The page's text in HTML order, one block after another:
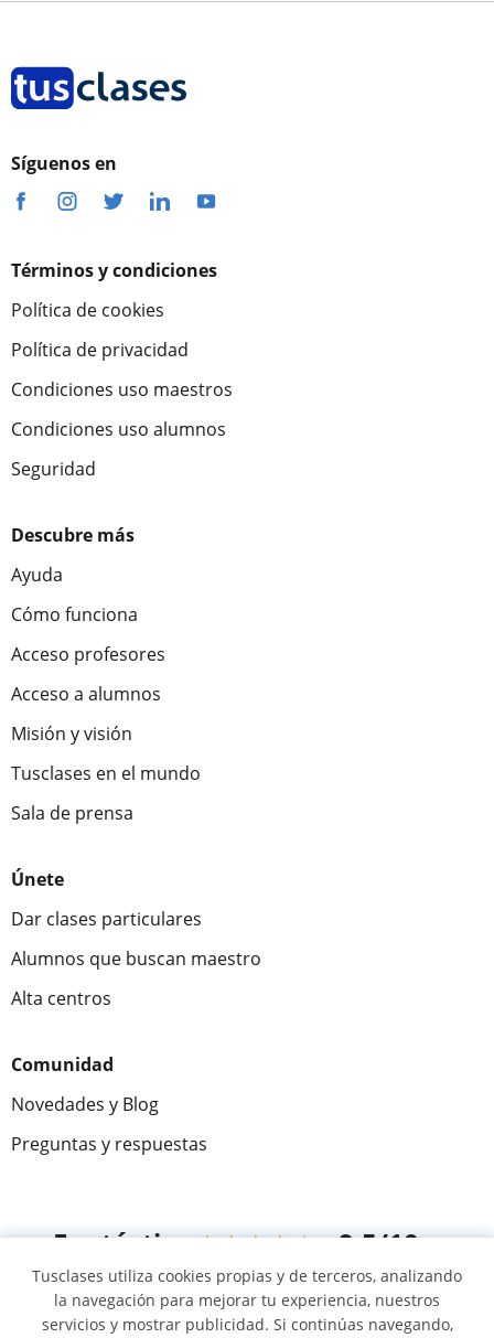
Síguenos en
Términos y condiciones
Política de cookies
Política de privacidad
Condiciones uso maestros
Condiciones uso alumnos
Seguridad
Descubre más
Ayuda
Cómo funciona
Acceso profesores
Acceso a alumnos
Misión y visión
Tusclases en el mundo
Sala de prensa
Únete
Dar clases particulares
Alumnos que buscan maestro
Alta centros
Comunidad
Novedades y Blog
Preguntas y respuestas
Fantástica★★★★★ 9,5/10
305915 opiniones de alumnos
Tusclases utiliza cookies propias y de terceros, analizando
la navegación para mejorar tu experiencia, nuestros
servicios y mostrar publicidad. Si continúas navegando,